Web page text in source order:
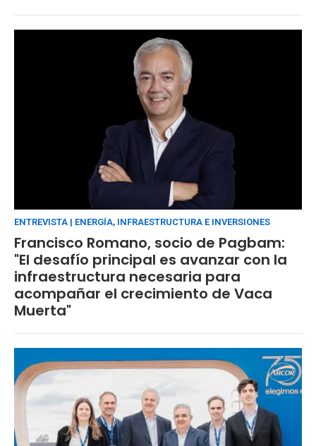
ENTREVISTA | ENERGÍA, INFRAESTRUCTURA E INVERSIONES
Francisco Romano, socio de Pagbam:
"El desafío principal es avanzar con la
infraestructura necesaria para
acompañar el crecimiento de Vaca
Muerta"